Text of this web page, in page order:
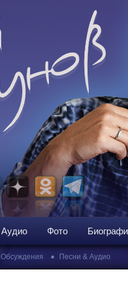
Аудио Фото
Обсуждения • Песни & Аудио